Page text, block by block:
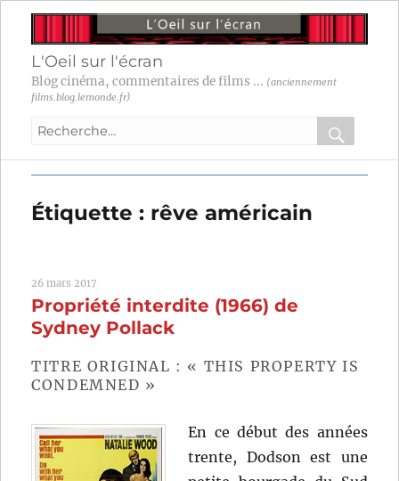
L'Oeil sur l'écran
Blog cinéma, commentaires de films ... (anciennement
films.blog.lemonde.fr)
Recherche
:
OK
Étiquette : rêve américain
26 mars 2017
Propriété interdite (1966) de
Sydney Pollack
TITRE ORIGINAL : « THIS PROPERTY IS
CONDEMNED »
En ce début des années
trente, Dodson est une